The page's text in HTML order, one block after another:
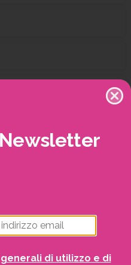
Newsletter
di utilizzo e di